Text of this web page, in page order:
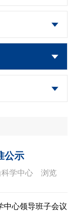
公示
学中心
浏览
中心领导班子会议